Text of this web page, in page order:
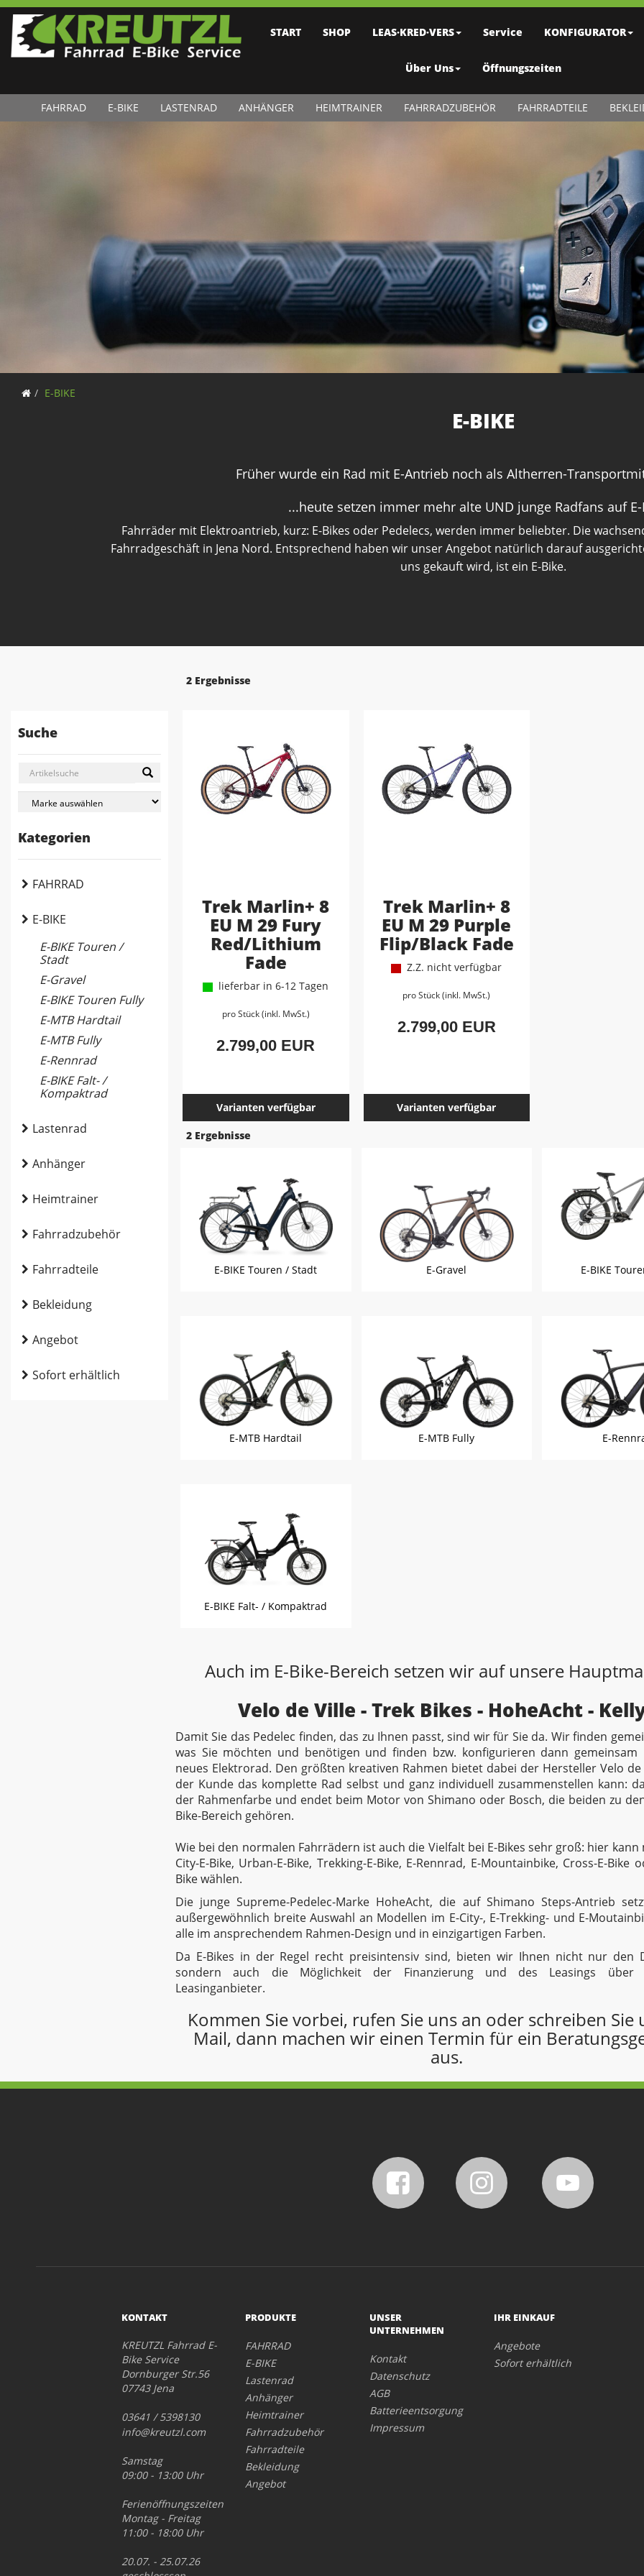
START SHOP LEAS·KRED·VERS Service KONFIGURATOR
Über Uns Öffnungszeiten
FAHRRAD E-BIKE LASTENRAD ANHÄNGER HEIMTRAINER FAHRRADZUBEHÖR FAHRRADTEILE
E-BIKE
E-BIKE
Früher wurde ein Rad mit E-Antrieb noch als Altherren-
...heute setzen immer mehr alte UND junge Radfans auf
Fahrräder mit Elektroantrieb, kurz: E-Bikes oder Pedelecs, werden immer beliebter. Die
Fahrradgeschäft in Jena Nord. Entsprechend haben wir unser Angebot natürlich darauf
uns gekauft wird, ist ein E-Bike.
Suche
Kategorien
FAHRRAD
E-BIKE
E-BIKE Touren /
Stadt
E-Gravel
E-BIKE Touren Fully
E-MTB Hardtail
E-MTB Fully
E-Rennrad
E-BIKE Falt- /
Kompaktrad
Lastenrad
Anhänger
Heimtrainer
Fahrradzubehör
Fahrradteile
Bekleidung
Angebot
Sofort erhältlich
2 Ergebnisse
Trek Marlin+ 8
EU M 29 Fury
Red/Lithium
Fade
lieferbar in 6-12 Tagen
pro Stück (inkl. MwSt.)
2.799,00 EUR
Varianten verfügbar
Trek Marlin+ 8
EU M 29 Purple
Flip/Black Fade
Z.Z. nicht verfügbar
pro Stück (inkl. MwSt.)
2.799,00 EUR
Varianten verfügbar
2 Ergebnisse
E-BIKE Touren / Stadt E-Gravel E-BIKE
E-MTB Hardtail E-MTB Fully E-
E-BIKE Falt- / Kompaktrad
Auch im E-Bike-Bereich setzen wir auf unsere
Velo de Ville - Trek Bikes - HoheAcht -
Damit Sie das Pedelec finden, das zu Ihnen passt, sind wir für Sie da. Wir finden
was Sie möchten und benötigen und finden bzw. konfigurieren dann
neues Elektrorad. Den größten kreativen Rahmen bietet dabei der Hersteller Velo
der Kunde das komplette Rad selbst und ganz individuell zusammenstellen kann:
der Rahmenfarbe und endet beim Motor von Shimano oder Bosch, die beiden zu
Bike-Bereich gehören.
Wie bei den normalen Fahrrädern ist auch die Vielfalt bei E-Bikes sehr groß: hier kann
City-E-Bike, Urban-E-Bike, Trekking-E-Bike, E-Rennrad, E-Mountainbike, Cross-E-Bike
Bike wählen.
Die junge Supreme-Pedelec-Marke HoheAcht, die auf Shimano Steps-Antrieb
außergewöhnlich breite Auswahl an Modellen im E-City-, E-Trekking- und E-
alle im ansprechendem Rahmen-Design und in einzigartigen Farben.
Da E-Bikes in der Regel recht preisintensiv sind, bieten wir Ihnen nicht nur den
sondern auch die Möglichkeit der Finanzierung und des Leasings über
Leasinganbieter.
Kommen Sie vorbei, rufen Sie uns an oder schreiben Sie
Mail, dann machen wir einen Termin für ein
aus.
KONTAKT
KREUTZL Fahrrad E-
Bike Service
Dornburger Str.56
07743 Jena
03641 / 5398130
info@kreutzl.com
Samstag
09:00 - 13:00 Uhr
Ferienöffnungszeiten
Montag - Freitag
11:00 - 18:00 Uhr
20.07. - 25.07.26
PRODUKTE
FAHRRAD
E-BIKE
Lastenrad
Anhänger
Heimtrainer
Fahrradzubehör
Fahrradteile
Bekleidung
Angebot
UNSER
UNTERNEHMEN
Kontakt
Datenschutz
AGB
Batterieentsorgung
Impressum
IHR EINKAUF
Angebote
Sofort erhältlich